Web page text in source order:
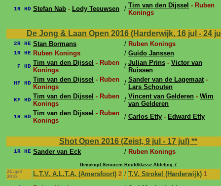
1R HD Stefan Nab - Lody Teeuwsen / Tim van den Dijssel - Ruben
Konings
De Jong & Laan Open 2016 (Harderwijk, 16 jul - 24
2R HE Stan Bormans / Ruben Konings
1R HE Ruben Konings / Guido Janssen
F HD Tim van den Dijssel - Ruben
Konings
/ Julian Prins - Victor van
Ruissen
HF HD Tim van den Dijssel - Ruben
Konings
/ Sander van de Lagemaat-
Lars Schouten
KF HD Tim van den Dijssel - Ruben
Konings
/ Vincent van Gelderen - Wim
van Gelderen
1R HD Tim van den Dijssel - Ruben
Konings
/ Carlos Etty - Edward Etty
Shot Open 2016 (Zeist, 9 jul - 17 jul) **
1R HE Sander van Eck / Ruben Konings
Gemengd Senioren Hoofdklasse Afdeling 7
24 april
2016
L.T.V. A.L.T.A. (Amersfoort) 2 / T.V. Strokel (Harderwijk) 1